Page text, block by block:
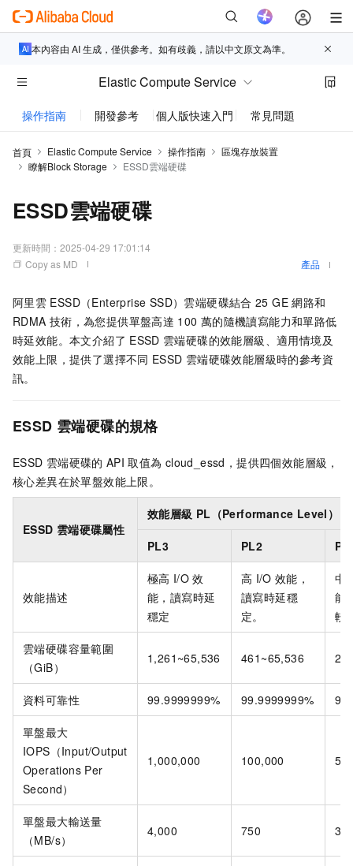
本內容由 AI 生成，僅供參考。如有歧義，請以中文原文為準。
Elastic Compute Service
操作指南 開發參考 個人版快速入門 常見問題
首頁 Elastic Compute Service 操作指南
區塊存放裝置
瞭解Block Storage
ESSD雲端硬碟
ESSD雲端硬碟
更新時間： 2025-04-29 17:01:14
Copy as MD
產品
阿里雲 ESSD（Enterprise SSD）雲端硬碟結合 25 GE 網路和
RDMA 技術，為您提供單盤高達 100 萬的隨機讀寫能力和單路低
時延效能。本文介紹了 ESSD 雲端硬碟的效能層級、適用情境及
效能上限，提供了選擇不同 ESSD 雲端硬碟效能層級時的參考資
訊。
ESSD 雲端硬碟的規格
ESSD 雲端硬碟的 API 取值為 cloud_essd ，提供四個效能層級，
核心差異在於單盤效能上限。
ESSD 雲端硬碟屬性
效能層級 PL（Performance Level）
PL3 PL2
效能描述
極高 I/O 效
能，讀寫時延
穩定
高 I/O 效能，
讀寫時延穩
定。
中
能
較
雲端硬碟容量範圍
（GiB）
1,261~65,536 461~65,536
資料可靠性 99.9999999% 99.9999999%
單盤最大
IOPS（Input/Output
Operations Per
Second）
1,000,000 100,000
單盤最大輸送量
（MB/s）
4,000 750